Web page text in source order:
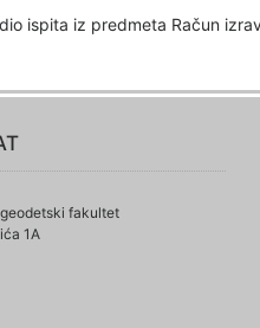
ispita iz predmeta Račun
fakultet
1A